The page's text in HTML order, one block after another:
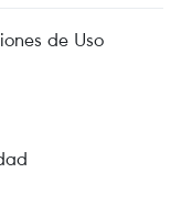
de Uso